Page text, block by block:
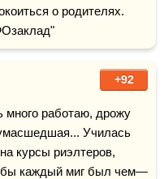
о родителях.
+92
работаю, дрожу
курсы риэлтеров,
каждый миг был чем—